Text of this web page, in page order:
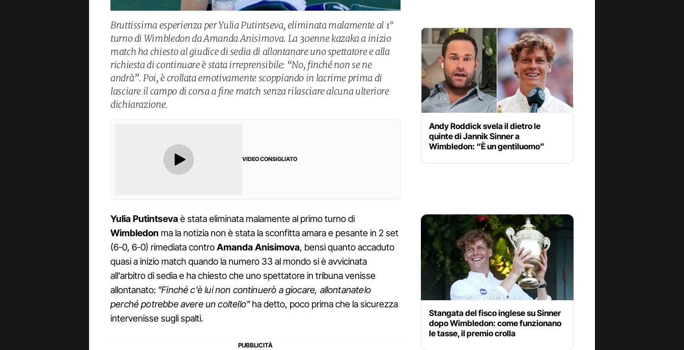
Bruttissima esperienza per Yulia Putintseva, eliminata malamente al 1°
turno di Wimbledon da Amanda Anisimova. La 30enne kazaka a inizio
match ha chiesto al giudice di sedia di allontanare uno spettatore e alla
richiesta di continuare è stata irreprensibile: “No, finché non se ne
andrà”. Poi, è crollata emotivamente scoppiando in lacrime prima di
lasciare il campo di corsa a fine match senza rilasciare alcuna ulteriore
dichiarazione.
VIDEO CONSIGLIATO
Yulia Putintsevaè stata eliminata malamente al primo turno di
Wimbledon ma la notizia non è stata la sconfitta amara e pesante in 2 set
(6-0, 6-0) rimediata controAmanda Anisimova, bensì quanto accaduto
quasi a inizio match quando la numero 33 al mondo si è avvicinata
all'arbitro di sedia e ha chiesto che uno spettatore in tribuna venisse
allontanato: "Finché c'è lui non continuerò a giocare, allontanatelo
perché potrebbe avere un coltello"ha detto, poco prima che la sicurezza
intervenisse sugli spalti.
Andy Roddick svela il dietro le
quinte di Jannik Sinner a
Wimbledon: “È un gentiluomo”
Stangata del fisco inglese su Sinner
dopo Wimbledon: come funzionano
le tasse, il premio crolla